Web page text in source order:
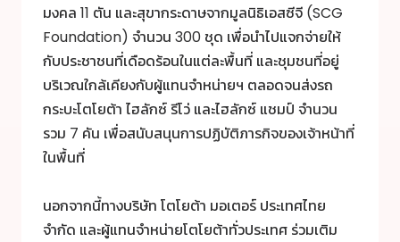
มงคล 11 ตัน และสุขากระดาษจากมูลนิธิเอสซีจี (SCG
Foundation) จำนวน 300 ชุด เพื่อนำไปแจกจ่ายให้
กับประชาชนที่เดือดร้อนในแต่ละพื้นที่ และชุมชนที่อยู่
บริเวณใกล้เคียงกับผู้แทนจำหน่ายฯ ตลอดจนส่งรถ
กระบะโตโยต้า ไฮลักซ์ รีโว่ และไฮลักซ์ แชมป์ จำนวน
รวม 7 คัน เพื่อสนับสนุนการปฏิบัติภารกิจของเจ้าหน้าที่
ในพื้นที่
นอกจากนี้ทางบริษัท โตโยต้า มอเตอร์ ประเทศไทย
จำกัด และผู้แทนจำหน่ายโตโยต้าทั่วประเทศ ร่วมเติม